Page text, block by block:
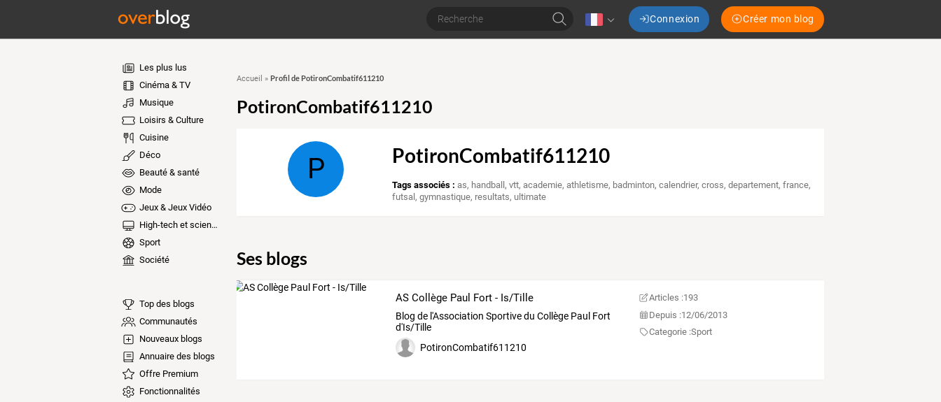
Connexion Créer mon blog
Les plus lus
Cinéma & TV
Musique
Loisirs & Culture
Cuisine
Déco
Beauté & santé
Mode
Jeux & Jeux Vidéo
High-tech et sciences
Sport
Société
Top des blogs
Communautés
Nouveaux blogs
Annuaire des blogs
Offre Premium
Fonctionnalités
Accueil » Profil de PotironCombatif611210
PotironCombatif611210
P PotironCombatif611210
Tags associés : as, handball,vtt,academie,athletisme, badminton,calendrier,cross,departement,france,
futsal,gymnastique, resultats, ultimate
Ses blogs
AS Collège Paul Fort - Is/Tille
Blog de l'Association Sportive du Collège Paul Fort
d'Is/Tille
PotironCombatif611210
Articles :193
Depuis :12/06/2013
Categorie :Sport